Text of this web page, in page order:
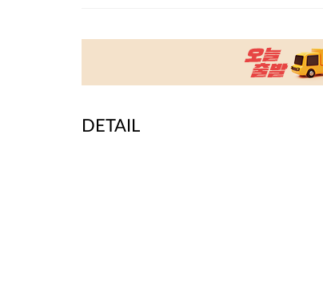
DETAIL